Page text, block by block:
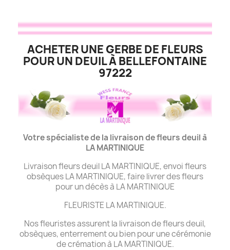
ACHETER UNE GERBE DE FLEURS
POUR UN DEUIL À BELLEFONTAINE
97222
Votre spécialiste de la livraison de fleurs deuil à
LA MARTINIQUE
Livraison fleurs deuil LA MARTINIQUE, envoi fleurs
obsèques LA MARTINIQUE, faire livrer des fleurs
pour un décès à LA MARTINIQUE
FLEURISTE LA MARTINIQUE.
Nos fleuristes assurent la livraison de fleurs deuil,
obsèques, enterrement ou bien pour une cérémonie
de crémation à LA MARTINIQUE.